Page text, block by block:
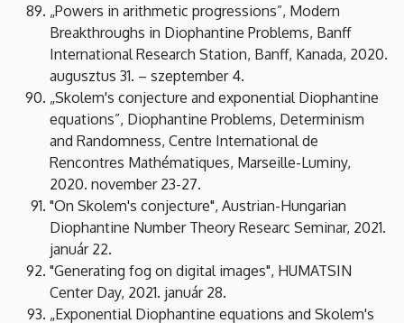
„Powers in arithmetic progressions”, Modern
Breakthroughs in Diophantine Problems, Banff
International Research Station, Banff, Kanada, 2020.
augusztus 31. – szeptember 4.
„Skolem's conjecture and exponential Diophantine
equations”, Diophantine Problems, Determinism
and Randomness, Centre International de
Rencontres Mathématiques, Marseille-Luminy,
2020. november 23-27.
"On Skolem's conjecture", Austrian-Hungarian
Diophantine Number Theory Researc Seminar, 2021.
január 22.
"Generating fog on digital images", HUMATSIN
Center Day, 2021. január 28.
„Exponential Diophantine equations and Skolem's